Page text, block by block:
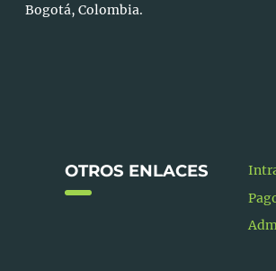
Bogotá, Colombia.
OTROS ENLACES